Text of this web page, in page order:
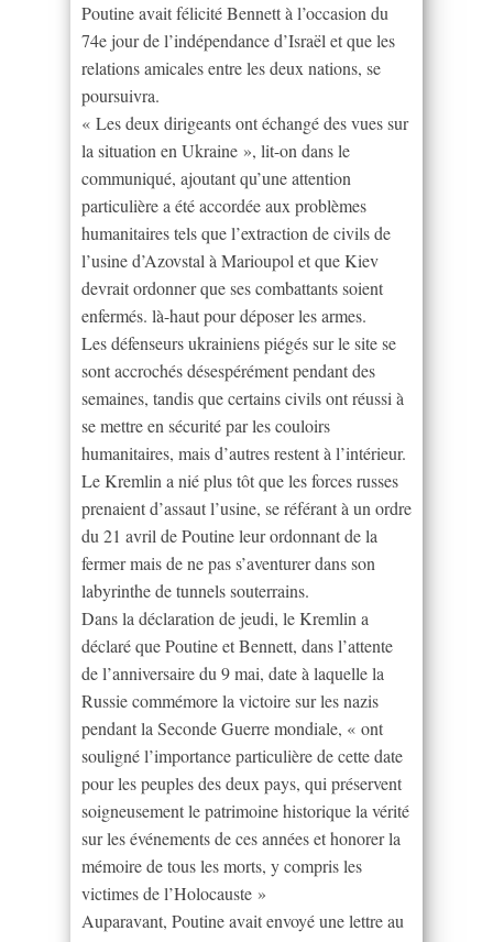
Poutine avait félicité Bennett à l’occasion du
74e jour de l’indépendance d’Israël et que les
relations amicales entre les deux nations, se
poursuivra.
« Les deux dirigeants ont échangé des vues sur
la situation en Ukraine », lit-on dans le
communiqué, ajoutant qu’une attention
particulière a été accordée aux problèmes
humanitaires tels que l’extraction de civils de
l’usine d’Azovstal à Marioupol et que Kiev
devrait ordonner que ses combattants soient
enfermés. là-haut pour déposer les armes.
Les défenseurs ukrainiens piégés sur le site se
sont accrochés désespérément pendant des
semaines, tandis que certains civils ont réussi à
se mettre en sécurité par les couloirs
humanitaires, mais d’autres restent à l’intérieur.
Le Kremlin a nié plus tôt que les forces russes
prenaient d’assaut l’usine, se référant à un ordre
du 21 avril de Poutine leur ordonnant de la
fermer mais de ne pas s’aventurer dans son
labyrinthe de tunnels souterrains.
Dans la déclaration de jeudi, le Kremlin a
déclaré que Poutine et Bennett, dans l’attente
de l’anniversaire du 9 mai, date à laquelle la
Russie commémore la victoire sur les nazis
pendant la Seconde Guerre mondiale, « ont
souligné l’importance particulière de cette date
pour les peuples des deux pays, qui préservent
soigneusement le patrimoine historique la vérité
sur les événements de ces années et honorer la
mémoire de tous les morts, y compris les
victimes de l’Holocauste »
Auparavant, Poutine avait envoyé une lettre au